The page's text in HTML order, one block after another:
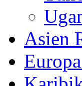
Asien